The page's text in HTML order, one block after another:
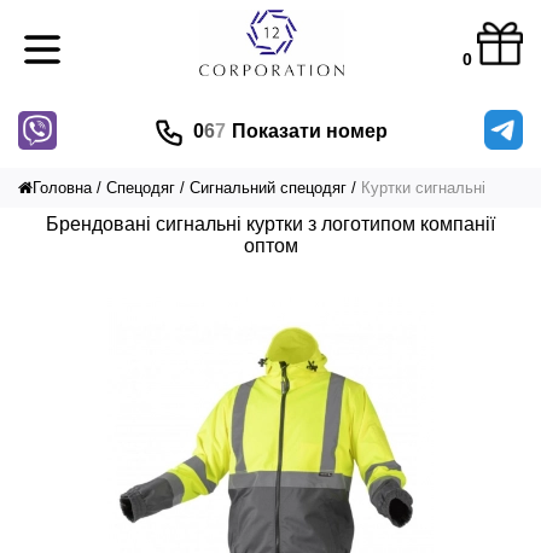
0
067 Показати номер
Головна Спецодяг Сигнальний спецодяг Куртки сигнальні
Брендовані сигнальні куртки з логотипом компанії
оптом